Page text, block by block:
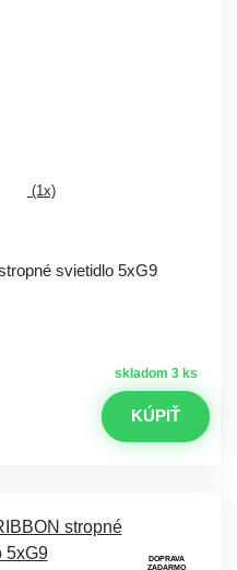
(1x)
svietidlo 5xG9
skladom 3 ks
KÚPIŤ
DOPRAVA
ZADARMO